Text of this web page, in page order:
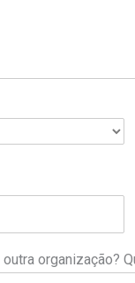
organização?